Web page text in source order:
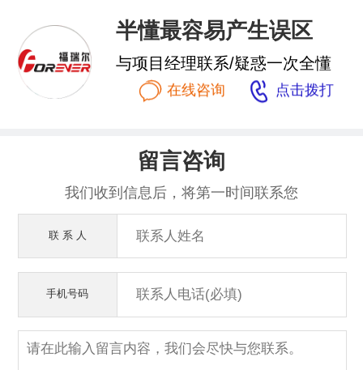
半懂最容易产生误区
与项目经理联系/疑惑一次全懂
 在线咨询  点击拨打
留言咨询
我们收到信息后，将第一时间联系您
联 系 人
手机号码